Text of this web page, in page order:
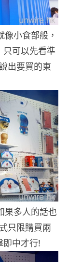
小食部般，
只可以先看準
出要買的東
果多人的話也
只限購買兩
即中才行!